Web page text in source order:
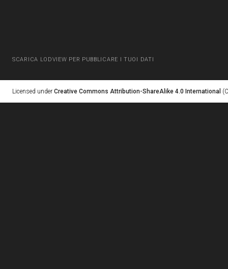
SCARICA LODVIEW PER PUBBLICARE I TUOI DATI
Licensed under Creative Commons Attribution-ShareAlike 4.0 International